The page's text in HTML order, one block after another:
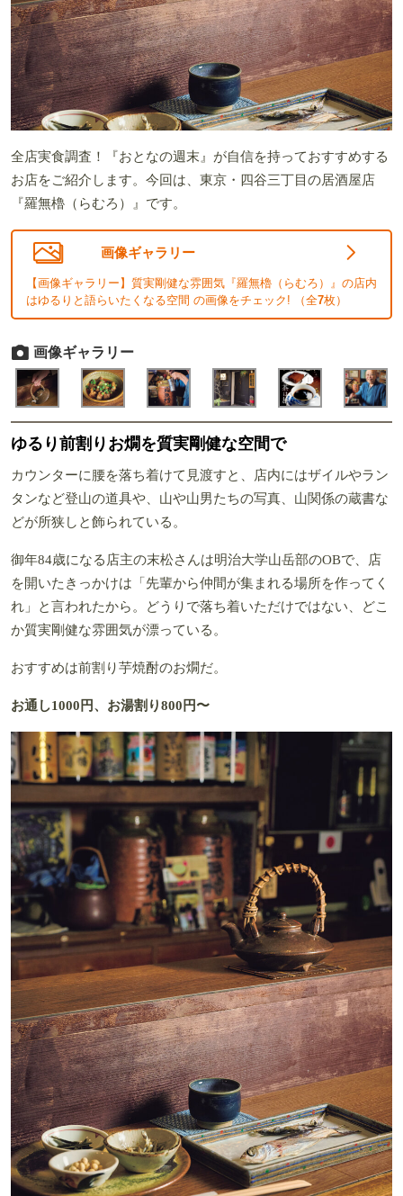
全店実食調査！『おとなの週末』が自信を持っておすすめする
お店をご紹介します。今回は、東京・四谷三丁目の居酒屋店
『羅無櫓（らむろ）』です。
画像ギャラリー
【画像ギャラリー】質実剛健な雰囲気『羅無櫓（らむろ）』の店内
はゆるりと語らいたくなる空間 の画像をチェック! （全7枚）
画像ギャラリー
ゆるり前割りお燗を質実剛健な空間で
カウンターに腰を落ち着けて見渡すと、店内にはザイルやラン
タンなど登山の道具や、山や山男たちの写真、山関係の蔵書な
どが所狭しと飾られている。
御年84歳になる店主の末松さんは明治大学山岳部のOBで、店
を開いたきっかけは「先輩から仲間が集まれる場所を作ってく
れ」と言われたから。どうりで落ち着いただけではない、どこ
か質実剛健な雰囲気が漂っている。
おすすめは前割り芋焼酎のお燗だ。
お通し1000円、お湯割り800円〜